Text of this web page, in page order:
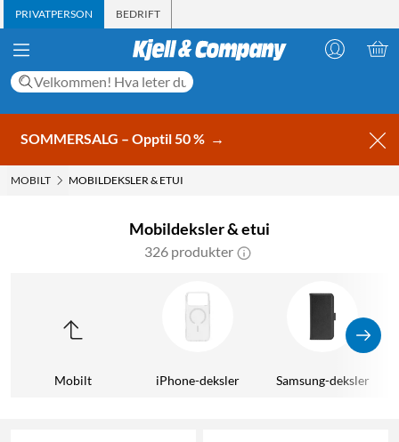
PRIVATPERSON BEDRIFT
SOMMERSALG – Opptil 50 % →
MOBILT MOBILDEKSLER & ETUI
Mobildeksler & etui
326 produkter
Mobilt iPhone-deksler Samsung-deksler